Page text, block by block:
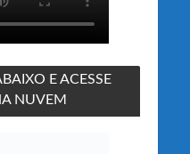
E ACESSE
NUVEM